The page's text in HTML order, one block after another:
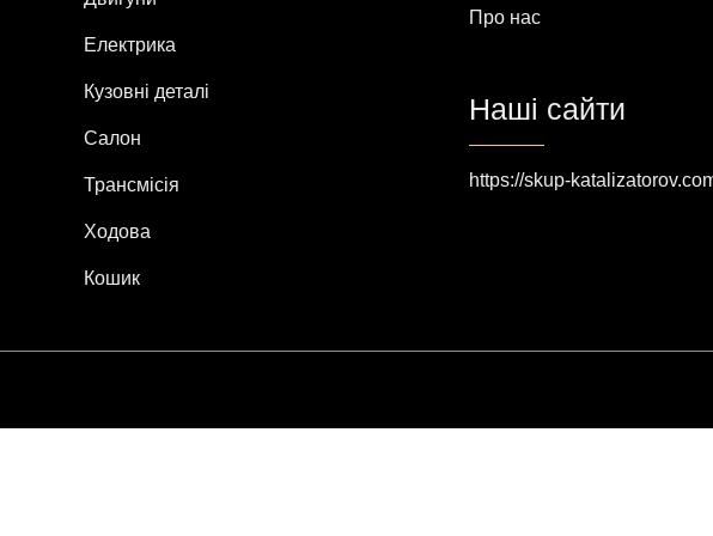
Електрика
Кузовні деталі
Салон
Трансмісія
Ходова
Кошик
Про нас
Наші сайти
https://skup-